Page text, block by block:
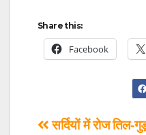
Share this:
Facebook
सर्दियों में रोज तिल-